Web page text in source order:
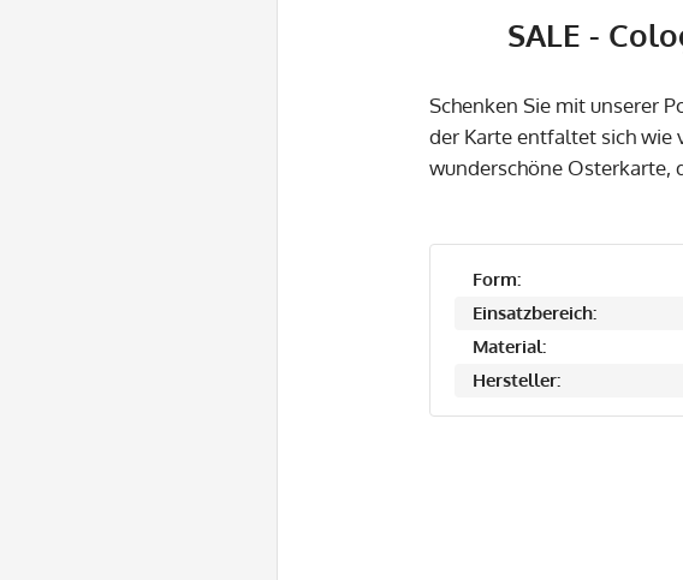
SALE -
Schenken Sie mit unserer
der Karte entfaltet sich wie
wunderschöne Osterkarte,
Form:
Einsatzbereich:
Material:
Hersteller: